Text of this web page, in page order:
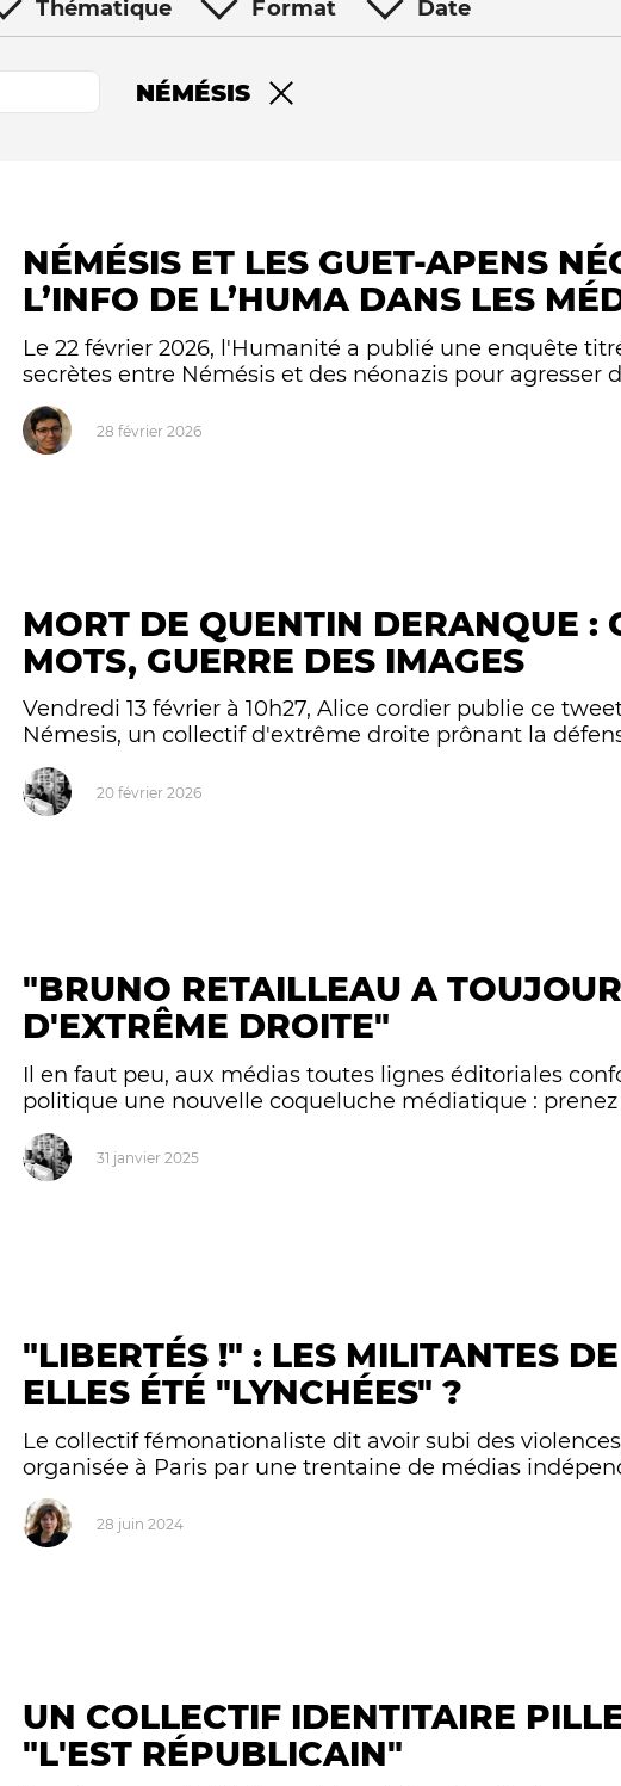
Le médiateur L'équipe
Thématique Format Date
NÉMÉSIS
NÉMÉSIS ET LES GUET-APENS
L’INFO DE L’HUMA DANS LES
Le 22 février 2026, l'Humanité a publié une enquête
secrètes entre Némésis et des néonazis pour agresser
28 février 2026
MORT DE QUENTIN DERANQUE :
MOTS, GUERRE DES IMAGES
Vendredi 13 février à 10h27, Alice cordier publie ce
Némesis, un collectif d'extrême droite prônant la
20 février 2026
"BRUNO RETAILLEAU A
D'EXTRÊME DROITE"
Il en faut peu, aux médias toutes lignes éditoriales
politique une nouvelle coqueluche médiatique :
31 janvier 2025
"LIBERTÉS !" : LES MILITANTES
ELLES ÉTÉ "LYNCHÉES" ?
Le collectif fémonationaliste dit avoir subi des
organisée à Paris par une trentaine de médias
28 juin 2024
UN COLLECTIF IDENTITAIRE
"L'EST RÉPUBLICAIN"